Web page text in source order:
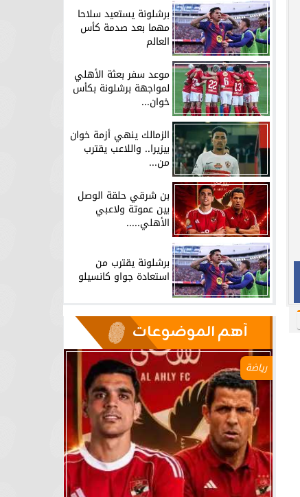
برشلونة يستعيد سلاحا
مهما بعد صدمة كأس
العالم
موعد سفر بعثة الأهلي
لمواجهة برشلونة بكأس
خوان...
الزمالك ينهي أزمة خوان
بيزيرا.. واللاعب يقترب
من...
بن شرقي حلقة الوصل
بين عموتة ولاعبي
الأهلي.....
برشلونة يقترب من
استعادة جواو كانسيلو
آهم الموضوعات
رياضة